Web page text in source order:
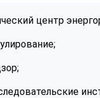
центр